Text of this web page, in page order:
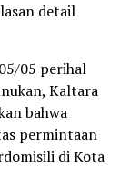
detail
05 perihal
Kaltara
bahwa
permintaan
di Kota